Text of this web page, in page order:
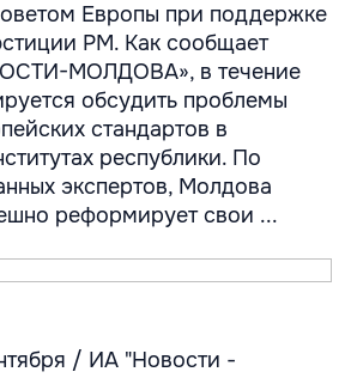
Европы при поддержке
РМ. Как сообщает
МОЛДОВА», в течение
обсудить проблемы
стандартов в
республики. По
экспертов, Молдова
реформирует свои ...
/ ИА "Новости -